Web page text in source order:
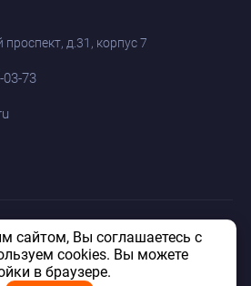
сайтом, Вы соглашаетесь с
cookies. Вы можете
в браузере.
д.31, корпус 7
03-73
логистический оператор КВТ. Все
права защищены.
персональных данных